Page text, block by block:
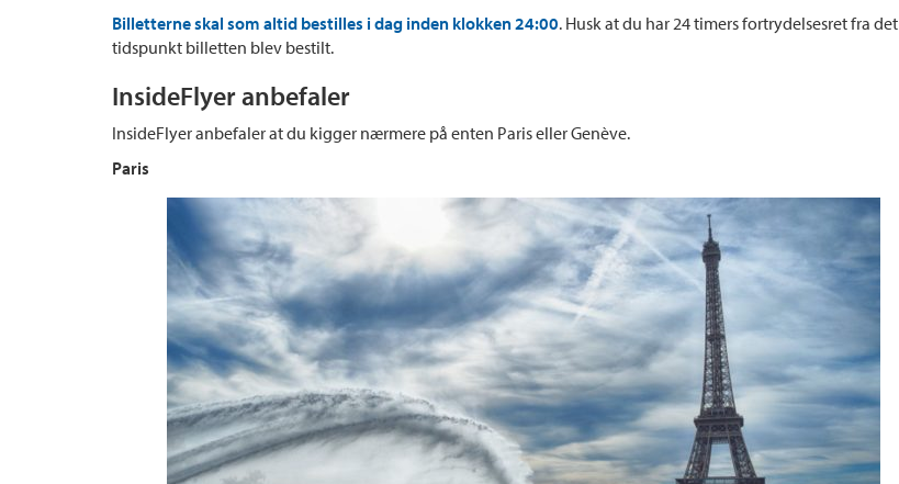
Billetterne skal som altid bestilles i dag inden klokken 24:00. Husk at du har 24 timers fortrydelsesret fra det
tidspunkt billetten blev bestilt.
InsideFlyer anbefaler
InsideFlyer anbefaler at du kigger nærmere på enten Paris eller Genève.
Paris